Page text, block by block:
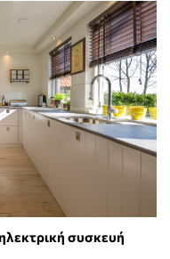
συσκευή